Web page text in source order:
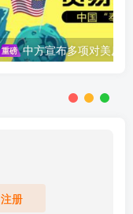
重磅 中方宣布多项对美反制措施，坚决维护自身权益
注册